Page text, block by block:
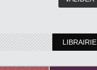
LIBRAIRIE